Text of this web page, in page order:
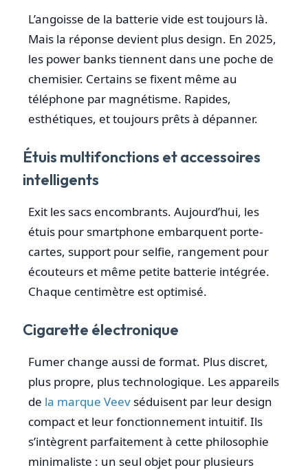
L’angoisse de la batterie vide est toujours là.
Mais la réponse devient plus design. En 2025,
les power banks tiennent dans une poche de
chemisier. Certains se fixent même au
téléphone par magnétisme. Rapides,
esthétiques, et toujours prêts à dépanner.
Étuis multifonctions et accessoires
intelligents
Exit les sacs encombrants. Aujourd’hui, les
étuis pour smartphone embarquent porte-
cartes, support pour selfie, rangement pour
écouteurs et même petite batterie intégrée.
Chaque centimètre est optimisé.
Cigarette électronique
Fumer change aussi de format. Plus discret,
plus propre, plus technologique. Les appareils
de la marque Veev séduisent par leur design
compact et leur fonctionnement intuitif. Ils
s’intègrent parfaitement à cette philosophie
minimaliste : un seul objet pour plusieurs